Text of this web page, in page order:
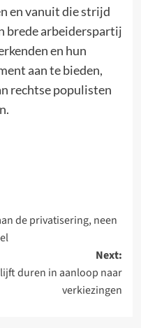
en vanuit die strijd
brede arbeiderspartij
en hun
aan te bieden,
rechtse populisten
de privatisering, neen
Next:
duren in aanloop naar
verkiezingen